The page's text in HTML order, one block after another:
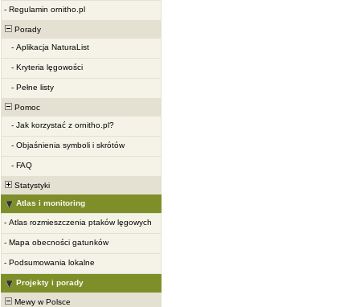
- Regulamin ornitho.pl
Porady
- Aplikacja NaturaList
- Kryteria lęgowości
- Pełne listy
Pomoc
- Jak korzystać z ornitho.pl?
- Objaśnienia symboli i skrótów
- FAQ
Statystyki
Atlas i monitoring
- Atlas rozmieszczenia ptaków lęgowych
- Mapa obecności gatunków
- Podsumowania lokalne
Projekty i porady
Mewy w Polsce